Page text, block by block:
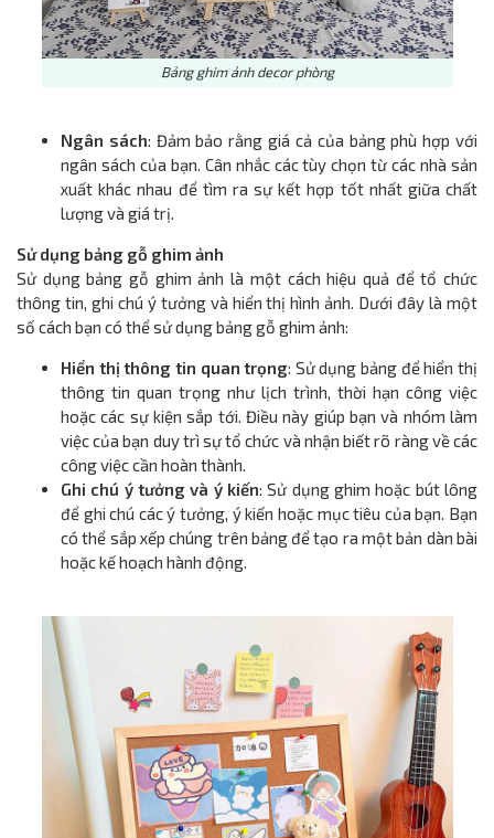
Bảng ghim ảnh decor phòng
Ngân sách: Đảm bảo rằng giá cả của bảng phù hợp với
ngân sách của bạn. Cân nhắc các tùy chọn từ các nhà sản
xuất khác nhau để tìm ra sự kết hợp tốt nhất giữa chất
lượng và giá trị.
Sử dụng bảng gỗ ghim ảnh
Sử dụng bảng gỗ ghim ảnh là một cách hiệu quả để tổ chức
thông tin, ghi chú ý tưởng và hiển thị hình ảnh. Dưới đây là một
số cách bạn có thể sử dụng bảng gỗ ghim ảnh:
Hiển thị thông tin quan trọng: Sử dụng bảng để hiển thị
thông tin quan trọng như lịch trình, thời hạn công việc
hoặc các sự kiện sắp tới. Điều này giúp bạn và nhóm làm
việc của bạn duy trì sự tổ chức và nhận biết rõ ràng về các
công việc cần hoàn thành.
Ghi chú ý tưởng và ý kiến: Sử dụng ghim hoặc bút lông
để ghi chú các ý tưởng, ý kiến hoặc mục tiêu của bạn. Bạn
có thể sắp xếp chúng trên bảng để tạo ra một bản dàn bài
hoặc kế hoạch hành động.